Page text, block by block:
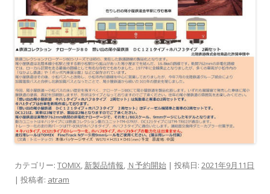
カテゴリー: TOMIX, 新製品情報, Ｎ予約開始 | 投稿日: 2021年9月11日
| 投稿者: atram